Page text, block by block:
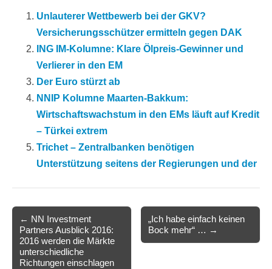
Unlauterer Wettbewerb bei der GKV?
Versicherungsschützer ermitteln gegen DAK
ING IM-Kolumne: Klare Ölpreis-Gewinner und
Verlierer in den EM
Der Euro stürzt ab
NNIP Kolumne Maarten-Bakkum:
Wirtschaftswachstum in den EMs läuft auf Kredit
– Türkei extrem
Trichet – Zentralbanken benötigen
Unterstützung seitens der Regierungen und der
navigation
← NN Investment
Partners Ausblick 2016:
2016 werden die Märkte
unterschiedliche
Richtungen einschlagen
„Ich habe einfach keinen
Bock mehr“ … →